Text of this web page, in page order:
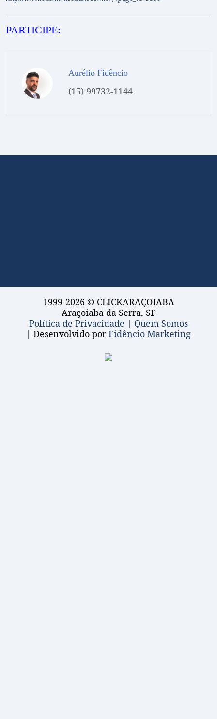
PARTICIPE:
Aurélio Fidêncio
(15) 99732-1144
1999-2026 © CLICKARAÇOIABA
Araçoiaba da Serra, SP
Política de Privacidade | Quem Somos
| Desenvolvido porFidêncio Marketing